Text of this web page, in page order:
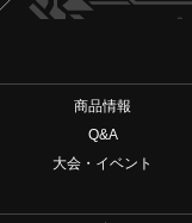
商品情報
Q&A
大会・イベント